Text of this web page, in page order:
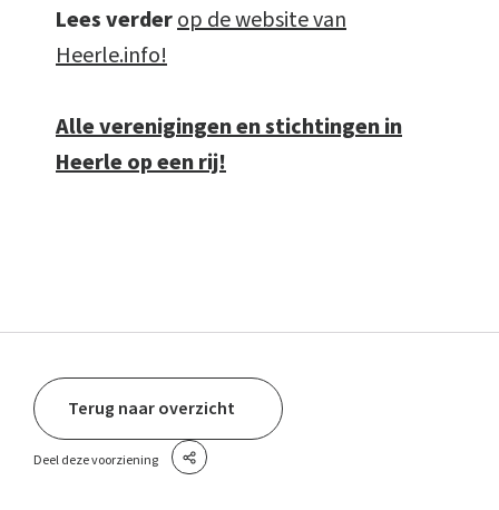
Lees verderop de website van
Heerle.info!
Alle verenigingen en stichtingen in
Heerle op een rij!
Terug naar overzicht
Deel deze voorziening